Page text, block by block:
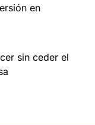
en
sin ceder el